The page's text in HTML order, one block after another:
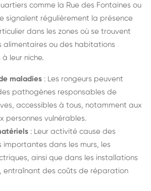
comme la Rue des Fontaines ou
signalent régulièrement la présence
dans les zones où se trouvent
alimentaires ou des habitations
leur niche.
maladies : Les rongeurs peuvent
pathogènes responsables de
accessibles à tous, notamment aux
personnes vulnérables.
: Leur activité cause des
dans les murs, les
ainsi que dans les installations
entraînant des coûts de réparation